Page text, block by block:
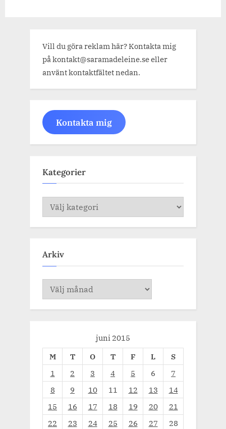
Vill du göra reklam här? Kontakta mig
på kontakt@saramadeleine.se eller
använt kontaktfältet nedan.
Kontakta mig
Kategorier
Kategorier
Arkiv
Arkiv
juni 2015
M
T O T F L
S
1
2 3 4 5 6
7
8
9 10 11 12 13
14
15
16 17 18 19 20
21
22
23 24 25 26 27
28